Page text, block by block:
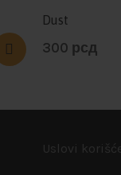
Dust
300 рсд
Uslovi